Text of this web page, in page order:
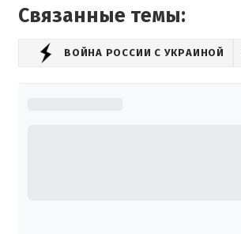
Связанные темы:
ВОЙНА РОССИИ С УКРАИНОЙ